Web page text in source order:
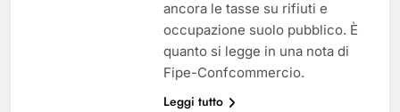
ancora le tasse su rifiuti e
occupazione suolo pubblico. È
quanto si legge in una nota di
Fipe-Confcommercio.
Leggi tutto